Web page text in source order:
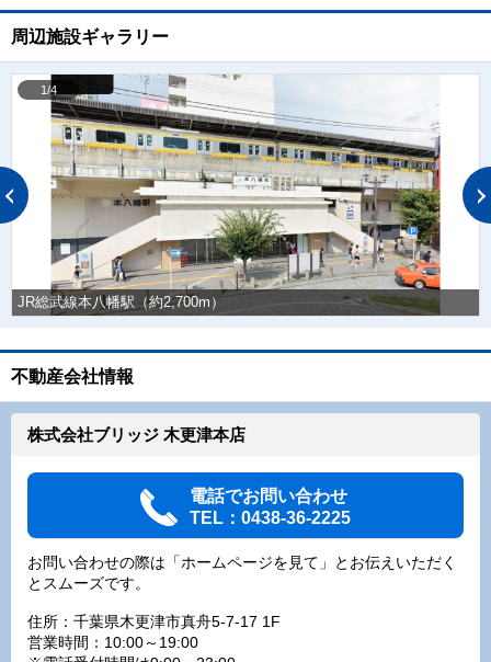
周辺施設ギャラリー
JR総武線本八幡駅（約2,700m）
1/4
不動産会社情報
株式会社ブリッジ 木更津本店
電話でお問い合わせ
TEL：0438-36-2225
お問い合わせの際は「ホームページを見て」とお伝えいただく
とスムーズです。
住所：千葉県木更津市真舟5-7-17 1F
営業時間：10:00～19:00